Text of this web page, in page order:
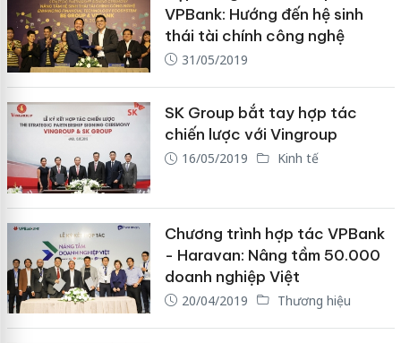
VPBank: Hướng đến hệ sinh
thái tài chính công nghệ
31/05/2019
SK Group bắt tay hợp tác
chiến lược với Vingroup
16/05/2019 Kinh tế
Chương trình hợp tác VPBank
- Haravan: Nâng tầm 50.000
doanh nghiệp Việt
20/04/2019 Thương hiệu